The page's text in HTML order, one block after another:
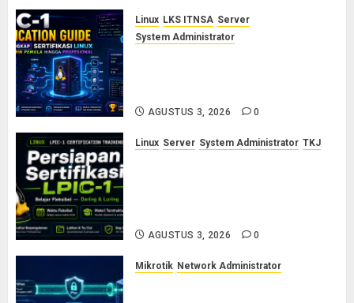
Linux LKS ITNSA Server
System Administrator
AGUSTUS 3, 2026 0
Linux Server System Administrator TKJ
AGUSTUS 3, 2026 0
Mikrotik Network Administrator